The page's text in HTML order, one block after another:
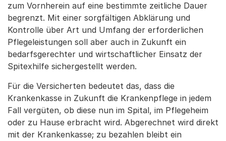
zum Vornherein auf eine bestimmte zeitliche Dauer
begrenzt. Mit einer sorgfältigen Abklärung und
Kontrolle über Art und Umfang der erforderlichen
Pflegeleistungen soll aber auch in Zukunft ein
bedarfsgerechter und wirtschaftlicher Einsatz der
Spitexhilfe sichergestellt werden.
Für die Versicherten bedeutet das, dass die
Krankenkasse in Zukunft die Krankenpflege in jedem
Fall vergüten, ob diese nun im Spital, im Pflegeheim
oder zu Hause erbracht wird. Abgerechnet wird direkt
mit der Krankenkasse; zu bezahlen bleibt ein